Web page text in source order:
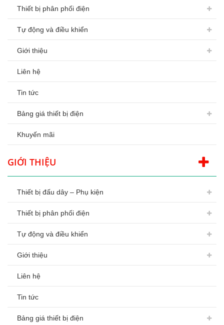
Thiết bị phân phối điện
Tự động và điều khiển
Giới thiệu
Liên hệ
Tin tức
Bảng giá thiết bị điện
Khuyến mãi
GIỚI THIỆU
Thiết bị đấu dây – Phụ kiện
Thiết bị phân phối điện
Tự động và điều khiển
Giới thiệu
Liên hệ
Tin tức
Bảng giá thiết bị điện